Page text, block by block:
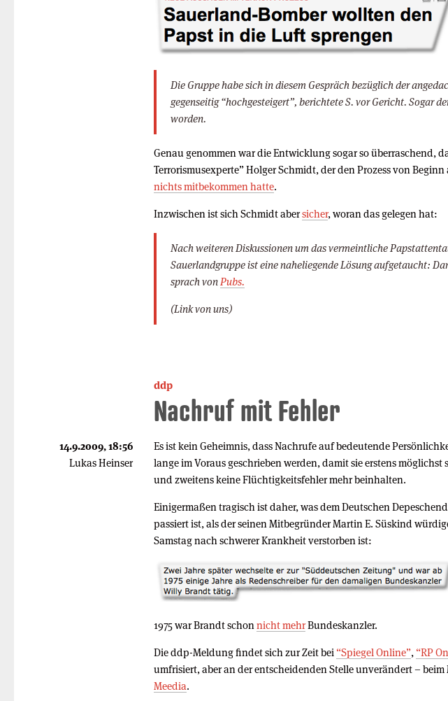
Die Gruppe habe sich in diesem Gespräch bezüglich der
gegenseitig “hochgesteigert”, berichtete S. vor Gericht. Sogar
worden.
Genau genommen war die Entwicklung sogar so überraschend,
Terrorismusexperte” Holger Schmidt, der den Prozess von
nichts mitbekommen hatte.
Inzwischen ist sich Schmidt abersicher, woran das gelegen hat:
Nach weiteren Diskussionen um das vermeintliche
Sauerlandgruppe ist eine naheliegende Lösung aufgetaucht:
sprach von Pubs.
(Link von uns)
ddp
Nachruf mit Fehler
Es ist kein Geheimnis, dass Nachrufe auf bedeutende
lange im Voraus geschrieben werden, damit sie erstens möglichst
und zweitens keine Flüchtigkeitsfehler mehr beinhalten.
Einigermaßen tragisch ist daher, was dem Deutschen
passiert ist, als der seinen Mitbegründer Martin E. Süskind
Samstag nach schwerer Krankheit verstorben ist:
1975 war Brandt schon nicht mehrBundeskanzler.
Die ddp-Meldung findet sich zur Zeit bei “Spiegel Online”, “RP
umfrisiert, aber an der entscheidenden Stelle unverändert –
Meedia.
14.9.2009, 18:56
Lukas Heinser